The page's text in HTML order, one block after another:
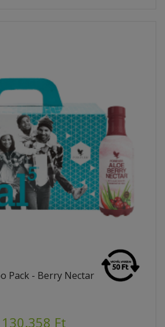
Pack - Berry Nectar
130.358 Ft